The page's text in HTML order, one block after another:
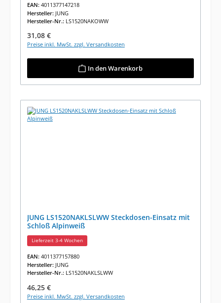
EAN: 4011377147218
Hersteller: JUNG
Hersteller-Nr.: LS1520NAKOWW
Regulärer Preis:
31,08 €
Preise inkl. MwSt. zzgl. Versandkosten
In den Warenkorb
JUNG LS1520NAKLSLWW Steckdosen-Einsatz mit
Schloß Alpinweiß
Lieferzeit 3-4 Wochen
EAN: 4011377157880
Hersteller: JUNG
Hersteller-Nr.: LS1520NAKLSLWW
Regulärer Preis:
46,25 €
Preise inkl. MwSt. zzgl. Versandkosten